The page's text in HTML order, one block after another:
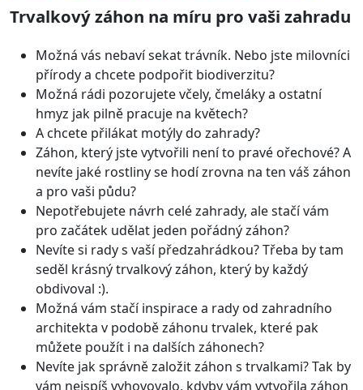
Trvalkový záhon na míru pro vaši zahradu
Možná vás nebaví sekat trávník. Nebo jste milovníci
přírody a chcete podpořit biodiverzitu?
Možná rádi pozorujete včely, čmeláky a ostatní
hmyz jak pilně pracuje na květech?
A chcete přilákat motýly do zahrady?
Záhon, který jste vytvořili není to pravé ořechové? A
nevíte jaké rostliny se hodí zrovna na ten váš záhon
a pro vaši půdu?
Nepotřebujete návrh celé zahrady, ale stačí vám
pro začátek udělat jeden pořádný záhon?
Nevíte si rady s vaší předzahrádkou? Třeba by tam
seděl krásný trvalkový záhon, který by každý
obdivoval :).
Možná vám stačí inspirace a rady od zahradního
architekta v podobě záhonu trvalek, které pak
můžete použít i na dalších záhonech?
Nevíte jak správně založit záhon s trvalkami? Tak by
vám nejspíš vyhovovalo, kdyby vám vytvořila záhon